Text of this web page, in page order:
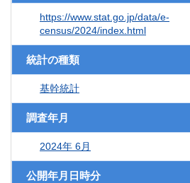
https://www.stat.go.jp/data/e-
census/2024/index.html
統計の種類
基幹統計
調査年月
2024年 6月
公開年月日時分